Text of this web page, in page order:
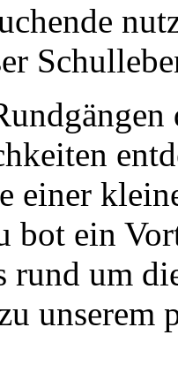
einer
bot ein
rund um
unserem